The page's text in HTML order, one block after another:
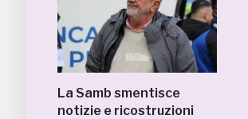
La Samb smentisce
notizie e ricostruzioni